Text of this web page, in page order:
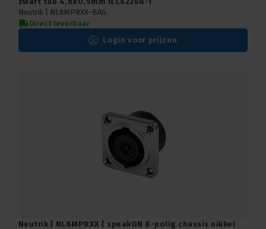
Neutrik |
NL8MPRXX-BAG
Direct leverbaar
Login voor prijzen
Neutrik | NL8MPRXX | speakON 8-polig chassis nikkel